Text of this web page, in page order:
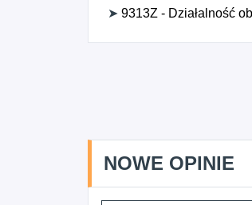
➤ 9313Z - Działalność
NOWE OPINIE